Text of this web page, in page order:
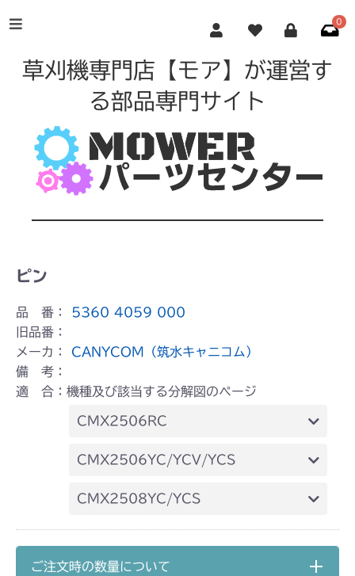
0
草刈機専門店【モア】が運営す
る部品専門サイト
ピン
品 番：
5360 4059 000
旧品番：
メーカ： CANYCOM（筑水キャニコム）
備 考：
適 合：機種及び該当する分解図のページ
CMX2506RC
本体 FIG26 電動昇降
CMX2506YC/YCV/YCS
本体 FIG30 電動昇降(～
本体 FIG31 電動昇降(NO.1722001
～)
CMX2508YC/YCS
ご注文時の数量について